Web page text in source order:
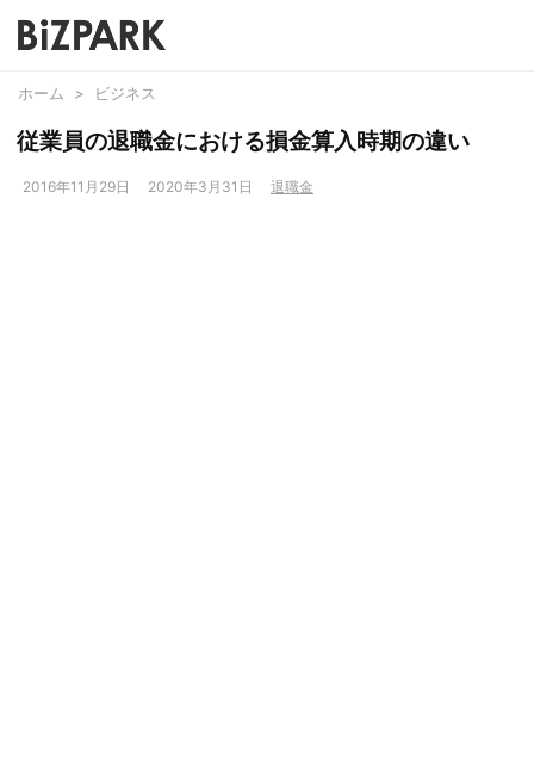
ホーム > ビジネス
従業員の退職金における損金算入時期の違い
2016年11月29日 2020年3月31日 退職金